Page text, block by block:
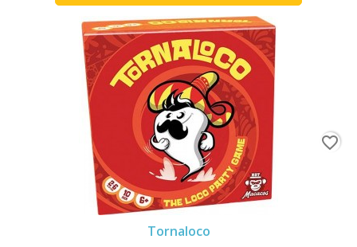
Tornaloco
favorite_border